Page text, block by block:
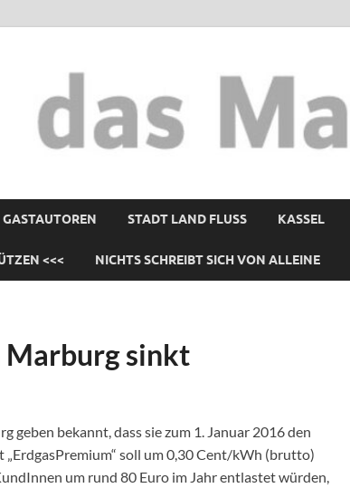
GASTAUTOREN STADT LAND FLUSS KASSEL
<<< NICHTS SCHREIBT SICH VON ALLEINE
Marburg sinkt
bekannt, dass sie zum 1. Januar 2016 den
soll um 0,30 Cent/kWh (brutto)
um rund 80 Euro im Jahr entlastet würden,